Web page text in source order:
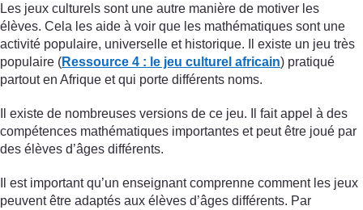
Les jeux culturels sont une autre manière de motiver les
élèves. Cela les aide à voir que les mathématiques sont une
activité populaire, universelle et historique. Il existe un jeu très
populaire (Ressource 4 : le jeu culturel africain) pratiqué
partout en Afrique et qui porte différents noms.
Il existe de nombreuses versions de ce jeu. Il fait appel à des
compétences mathématiques importantes et peut être joué par
des élèves d’âges différents.
Il est important qu’un enseignant comprenne comment les jeux
peuvent être adaptés aux élèves d’âges différents. Par